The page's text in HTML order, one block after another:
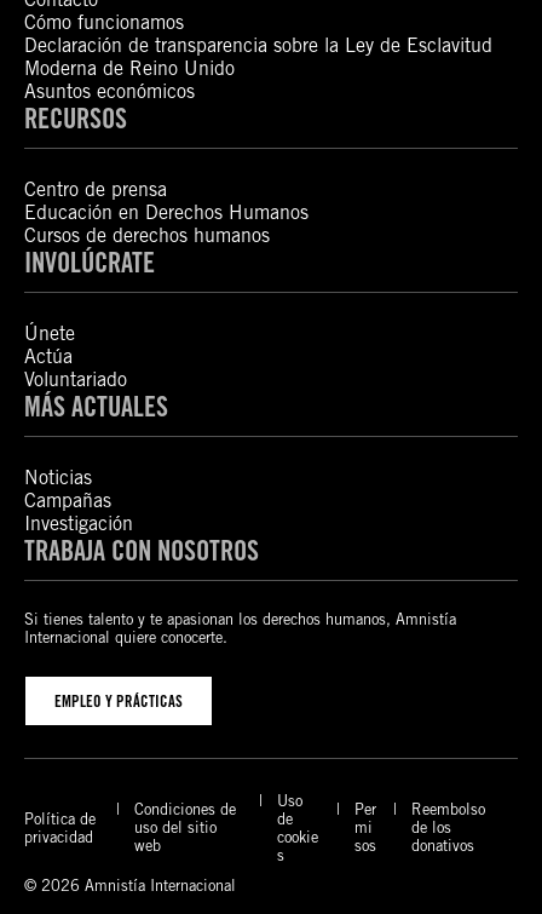
Cómo funcionamos
Declaración de transparencia sobre la Ley de Esclavitud
Moderna de Reino Unido
Asuntos económicos
RECURSOS
Centro de prensa
Educación en Derechos Humanos
Cursos de derechos humanos
INVOLÚCRATE
Únete
Actúa
Voluntariado
MÁS ACTUALES
Noticias
Campañas
Investigación
TRABAJA CON NOSOTROS
Si tienes talento y te apasionan los derechos humanos, Amnistía
Internacional quiere conocerte.
EMPLEO Y PRÁCTICAS
Política de
privacidad
Condiciones de
uso del sitio
web
Uso
de
cookie
s
Per
mi
sos
Reembolso
de los
donativos
© 2026 Amnistía Internacional